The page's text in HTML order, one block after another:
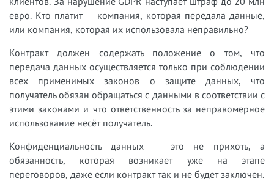
евро. Кто платит — компания, которая передала данные,
или компания, которая их использовала неправильно?
Контракт должен содержать положение о том, что
передача данных осуществляется только при соблюдении
всех применимых законов о защите данных, что
получатель обязан обращаться с данными в соответствии с
этими законами и что ответственность за неправомерное
использование несёт получатель.
Конфиденциальность данных — это не прихоть, а
обязанность, которая возникает уже на этапе
переговоров, даже если контракт так и не будет заключен.